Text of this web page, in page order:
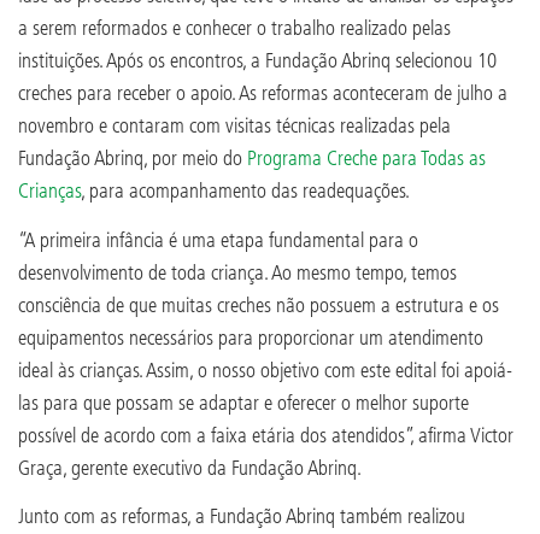
a serem reformados e conhecer o trabalho realizado pelas
instituições. Após os encontros, a Fundação Abrinq selecionou 10
creches para receber o apoio. As reformas aconteceram de julho a
novembro e contaram com visitas técnicas realizadas pela
Fundação Abrinq, por meio do Programa Creche para Todas as
Crianças, para acompanhamento das readequações.
“A primeira infância é uma etapa fundamental para o
desenvolvimento de toda criança. Ao mesmo tempo, temos
consciência de que muitas creches não possuem a estrutura e os
equipamentos necessários para proporcionar um atendimento
ideal às crianças. Assim, o nosso objetivo com este edital foi apoiá-
las para que possam se adaptar e oferecer o melhor suporte
possível de acordo com a faixa etária dos atendidos”, afirma Victor
Graça, gerente executivo da Fundação Abrinq.
Junto com as reformas, a Fundação Abrinq também realizou